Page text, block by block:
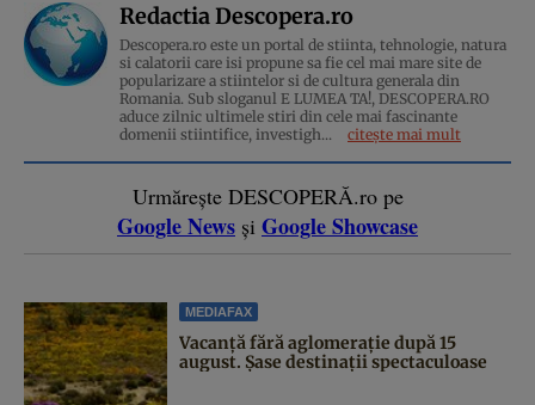
Redactia Descopera.ro
Descopera.ro este un portal de stiinta, tehnologie, natura
si calatorii care isi propune sa fie cel mai mare site de
popularizare a stiintelor si de cultura generala din
Romania. Sub sloganul E LUMEA TA!, DESCOPERA.RO
aduce zilnic ultimele stiri din cele mai fascinante
domenii stiintifice, investigh...
citește mai mult
Urmărește DESCOPERĂ.ro pe
Google News și Google Showcase
MEDIAFAX
Vacanță fără aglomerație după 15
august. Șase destinații spectaculoase